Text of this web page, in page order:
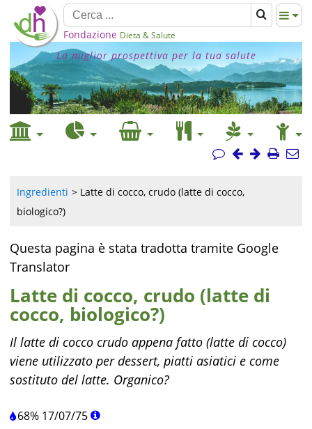
Fondazione Dieta & Salute
La miglior prospettiva per la tua salute
Ingredienti
Latte di cocco, crudo (latte di cocco,
biologico?)
Questa pagina è stata tradotta tramite Google
Translator
Latte di cocco, crudo (latte di
cocco, biologico?)
Il latte di cocco crudo appena fatto (latte di cocco)
viene utilizzato per dessert, piatti asiatici e come
sostituto del latte. Organico?
68% 17/07/75